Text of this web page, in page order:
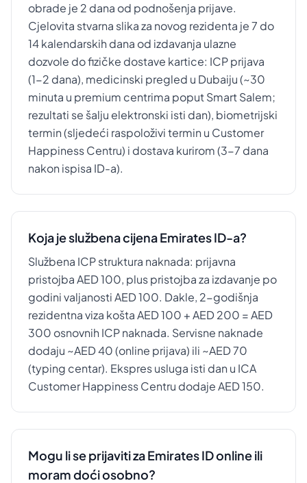
obrade je 2 dana od podnošenja prijave.
Cjelovita stvarna slika za novog rezidenta je 7 do
14 kalendarskih dana od izdavanja ulazne
dozvole do fizičke dostave kartice: ICP prijava
(1-2 dana), medicinski pregled u Dubaiju (~30
minuta u premium centrima poput Smart Salem;
rezultati se šalju elektronski isti dan), biometrijski
termin (sljedeći raspoloživi termin u Customer
Happiness Centru) i dostava kurirom (3-7 dana
nakon ispisa ID-a).
Koja je službena cijena Emirates ID-a?
Službena ICP struktura naknada: prijavna
pristojba AED 100, plus pristojba za izdavanje po
godini valjanosti AED 100. Dakle, 2-godišnja
rezidentna viza košta AED 100 + AED 200 = AED
300 osnovnih ICP naknada. Servisne naknade
dodaju ~AED 40 (online prijava) ili ~AED 70
(typing centar). Ekspres usluga isti dan u ICA
Customer Happiness Centru dodaje AED 150.
Mogu li se prijaviti za Emirates ID online ili
moram doći osobno?